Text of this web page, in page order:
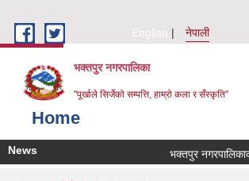
English
नेपाली
भक्तपुर नगरपालिका
"पूर्खाले सिर्जेको सम्पत्ति, हाम्रो कला र सँस्कृति"
Home
News भक्तपुर